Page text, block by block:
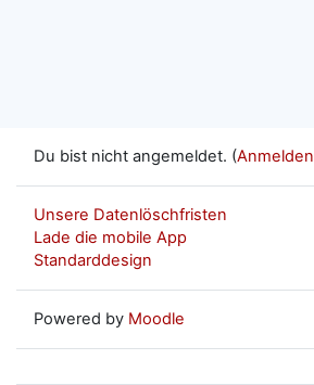
Du bist nicht angemeldet. (Anmelden
Unsere Datenlöschfristen
Lade die mobile App
Standarddesign
Powered by Moodle